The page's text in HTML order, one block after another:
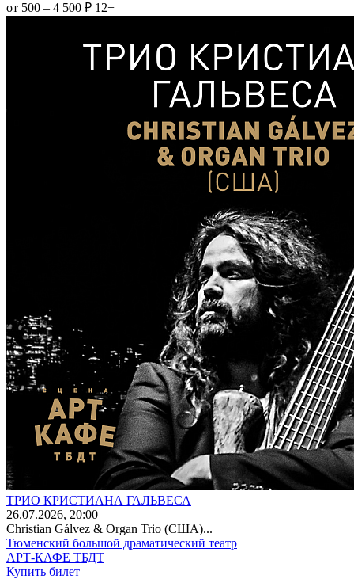
от 500 – 4 500 ₽ 12+
ТРИО КРИСТИАНА ГАЛЬВЕСА
26.07.2026, 20:00
Christian Gálvez & Organ Trio (США)...
Тюменский большой драматический театр
АРТ-КАФЕ ТБДТ
Купить билет